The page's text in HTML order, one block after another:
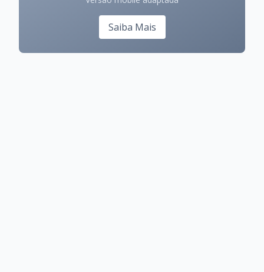
Saiba Mais